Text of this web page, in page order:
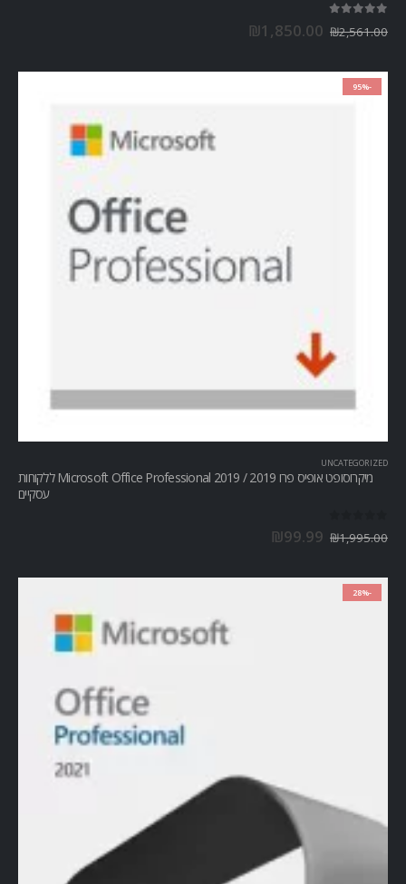
₪2,561.00
₪1,850.00
-95%
UNCATEGORIZED
מיקרוסופט אופיס פרו Microsoft Office Professional 2019 / 2019 ללקוחות
עסקיים
₪1,995.00
₪99.99
-28%